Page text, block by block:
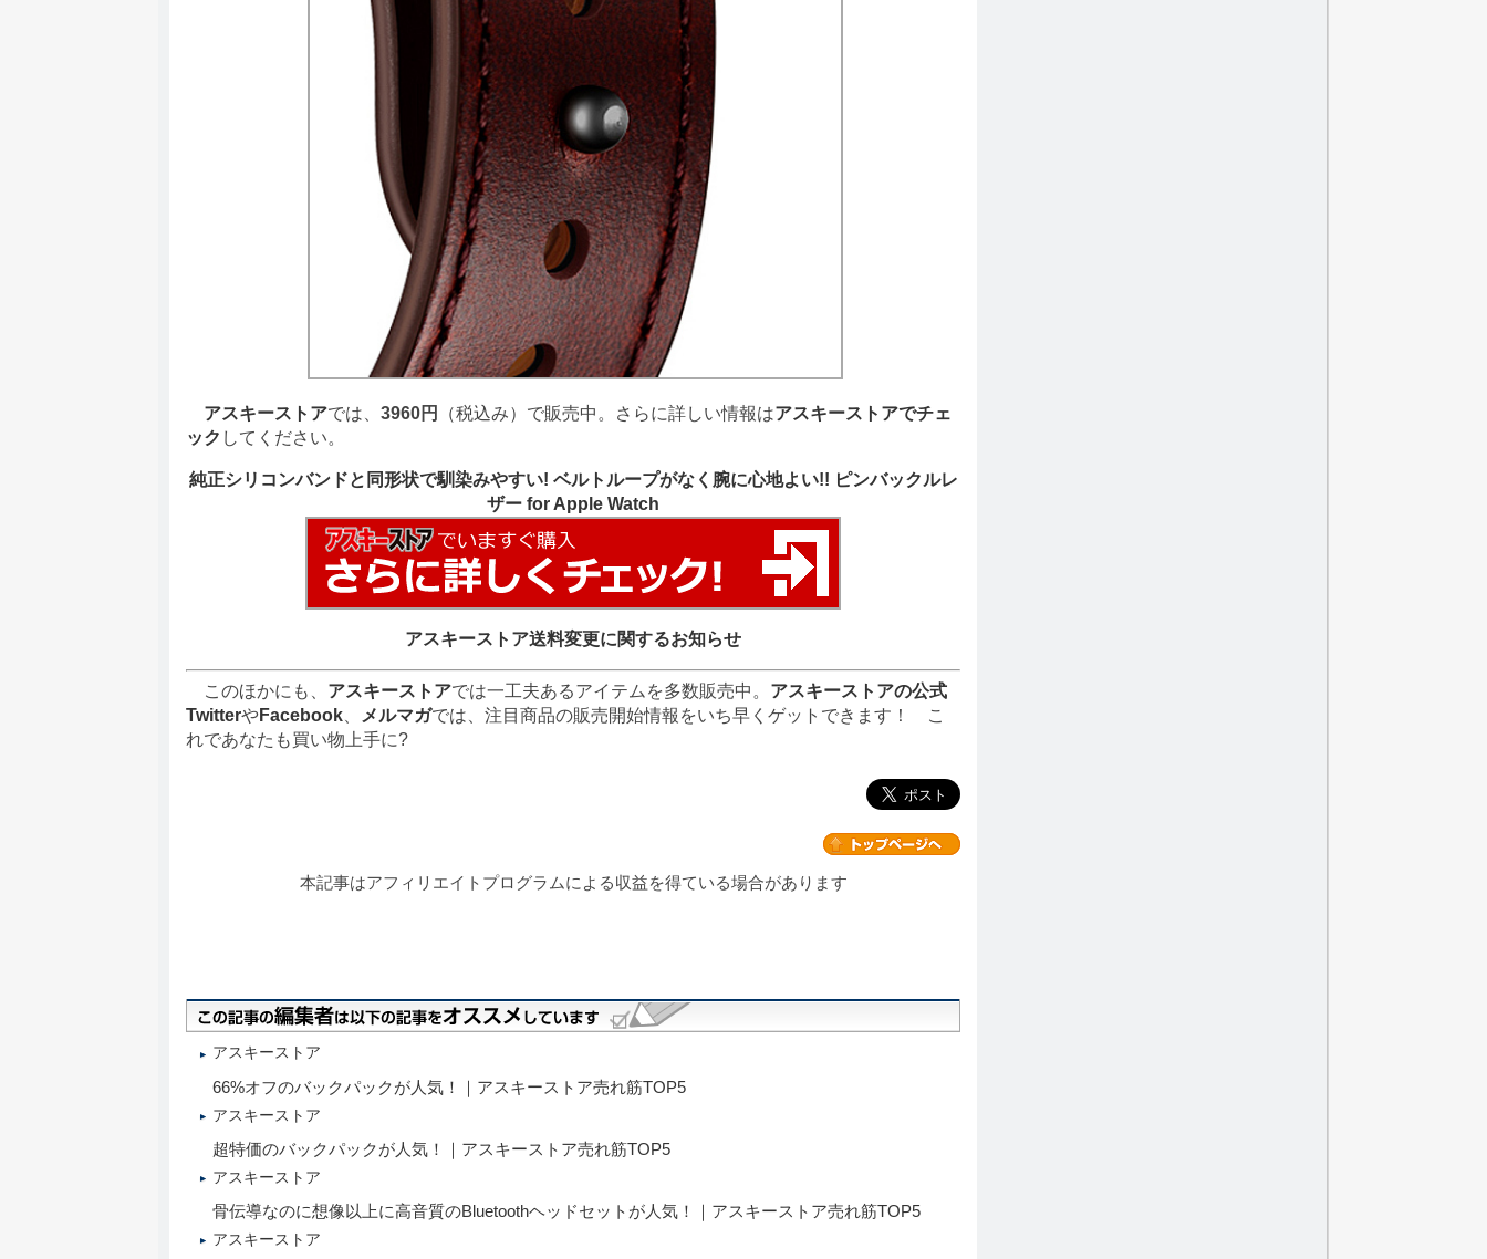
アスキーストアでは、 3960円 （税込み）で販売中。さらに詳しい情報はアスキーストアでチェ
ック してください。
純正シリコンバンドと同形状で馴染みやすい! ベルトループがなく腕に心地よい!! ピンバックルレ
ザー for Apple Watch
アスキーストア送料変更に関するお知らせ
このほかにも、 アスキーストアでは一工夫あるアイテムを多数販売中。 アスキーストアの公式
TwitterやFacebook メルマガでは、注目商品の販売開始情報をいち早くゲットできます！ こ
れであなたも買い物上手に?
本記事はアフィリエイトプログラムによる収益を得ている場合があります
アスキーストア
66%オフのバックパックが人気！｜アスキーストア売れ筋TOP5
アスキーストア
超特価のバックパックが人気！｜アスキーストア売れ筋TOP5
アスキーストア
骨伝導なのに想像以上に高音質のBluetoothヘッドセットが人気！｜アスキーストア売れ筋TOP5
アスキーストア